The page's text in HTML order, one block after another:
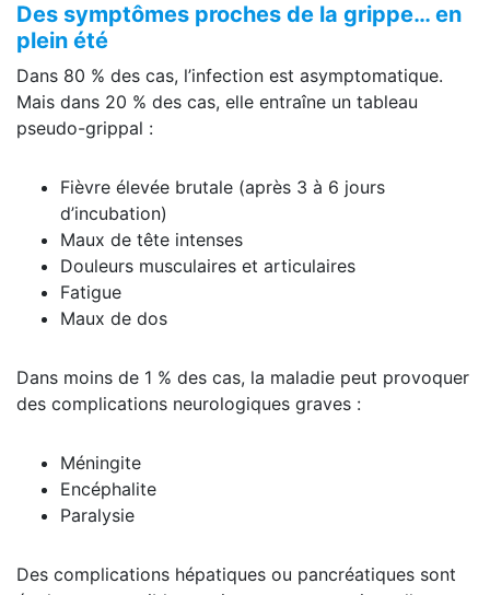
Des symptômes proches de la grippe… en
plein été
Dans 80 % des cas, l’infection est asymptomatique.
Mais dans 20 % des cas, elle entraîne un tableau
pseudo-grippal :
Fièvre élevée brutale (après 3 à 6 jours
d’incubation)
Maux de tête intenses
Douleurs musculaires et articulaires
Fatigue
Maux de dos
Dans moins de 1 % des cas, la maladie peut provoquer
des complications neurologiques graves :
Méningite
Encéphalite
Paralysie
Des complications hépatiques ou pancréatiques sont